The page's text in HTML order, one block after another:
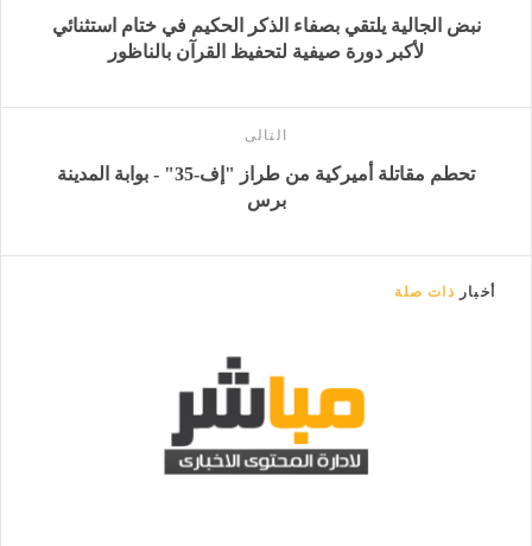
نبض الجالية يلتقي بصفاء الذكر الحكيم في ختام استثنائي
لأكبر دورة صيفية لتحفيظ القرآن بالناظور
التالى
تحطم مقاتلة أميركية من طراز "إف-35" - بوابة المدينة
برس
أخبار ذات صلة